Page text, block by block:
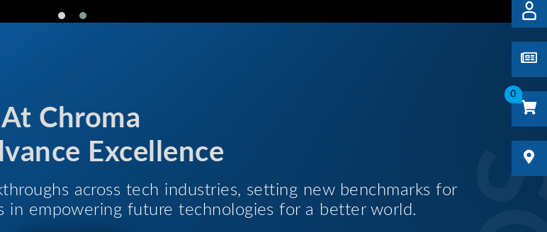
0
At Chroma
Excellence
across tech industries, setting new benchmarks for
in empowering future technologies for a better world.